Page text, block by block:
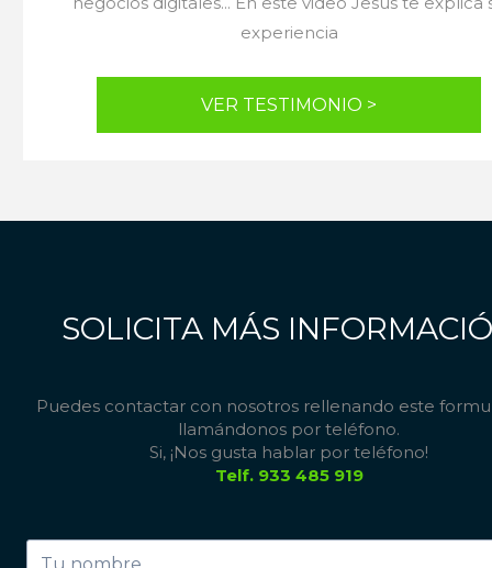
experiencia
VER TESTIMONIO >
SOLICITA MÁS
Puedes contactar con nosotros rellenando este
llamándonos por teléfono.
Si, ¡Nos gusta hablar por teléfono!
Telf. 933 485 919